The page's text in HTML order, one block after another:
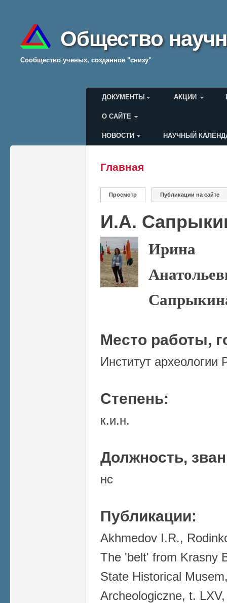
Общество
Cообщество ученых, созданное "снизу"
Главное меню
ДОКУМЕНТЫ АКЦИИ
О САЙТЕ
Меню пользователя
НОВОСТИ НАУЧНЫЙ
Вы здесь
Главная
Главные вкладки
Просмотр (активная вкладка)
Публикации на сайте
И.А.
Ирина
Место работы,
Институт
Степень:
к.и.н.
Должность,
нс
Публикации:
Akhmedov I.R.,
The 'belt' from Krasny
State Historical
Archeologiczne, t.